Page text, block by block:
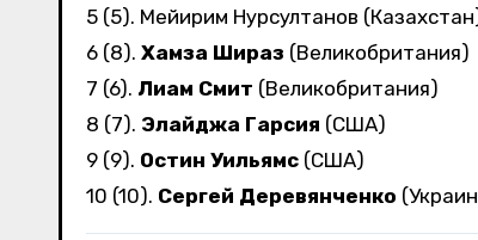
5 (5). Мейирим Нурсултанов
6 (8). Хамза Шираз (Великобритания)
7 (6). Лиам Смит (Великобритания)
8 (7). Элайджа Гарсия (США)
9 (9). Остин Уильямс (США)
10 (10). Сергей Деревянченко